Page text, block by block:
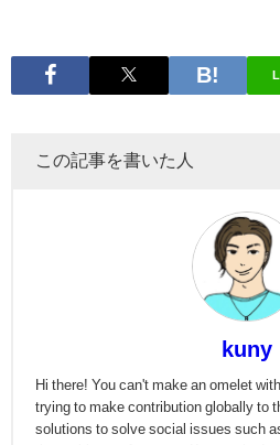
この記事を書いた人
kuny
Hi there! You can't make an omelet
trying to make contribution globally to
solutions to solve social issues such